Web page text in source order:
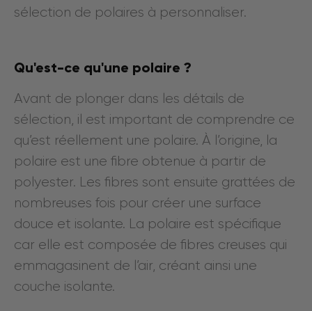
sélection de polaires à personnaliser.
Qu'est-ce qu'une polaire ?
Avant de plonger dans les détails de
sélection, il est important de comprendre ce
qu’est réellement une polaire. À l’origine, la
polaire est une fibre obtenue à partir de
polyester. Les fibres sont ensuite grattées de
nombreuses fois pour créer une surface
douce et isolante. La polaire est spécifique
car elle est composée de fibres creuses qui
emmagasinent de l’air, créant ainsi une
couche isolante.